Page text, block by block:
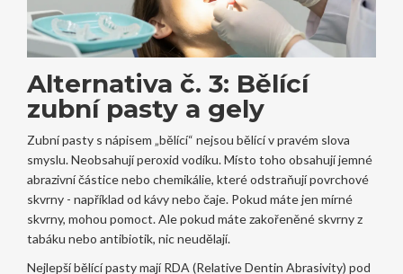
Alternativa č. 3: Bělící
zubní pasty a gely
Zubní pasty s nápisem „bělící“ nejsou bělící v pravém slova
smyslu. Neobsahují peroxid vodíku. Místo toho obsahují jemné
abrazivní částice nebo chemikálie, které odstraňují povrchové
skvrny - například od kávy nebo čaje. Pokud máte jen mírné
skvrny, mohou pomoct. Ale pokud máte zakořeněné skvrny z
tabáku nebo antibiotik, nic neudělají.
Nejlepší bělící pasty mají RDA (Relative Dentin Abrasivity) pod